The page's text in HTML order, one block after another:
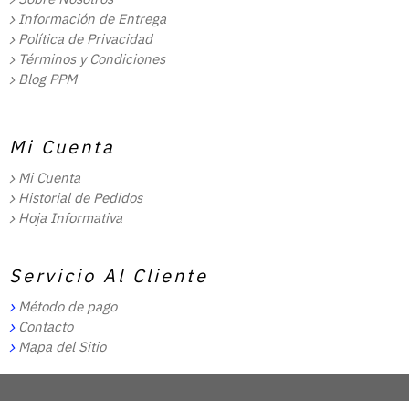
Información de Entrega
Política de Privacidad
Términos y Condiciones
Blog PPM
Mi Cuenta
Mi Cuenta
Historial de Pedidos
Hoja Informativa
Servicio Al Cliente
Método de pago
Contacto
Mapa del Sitio